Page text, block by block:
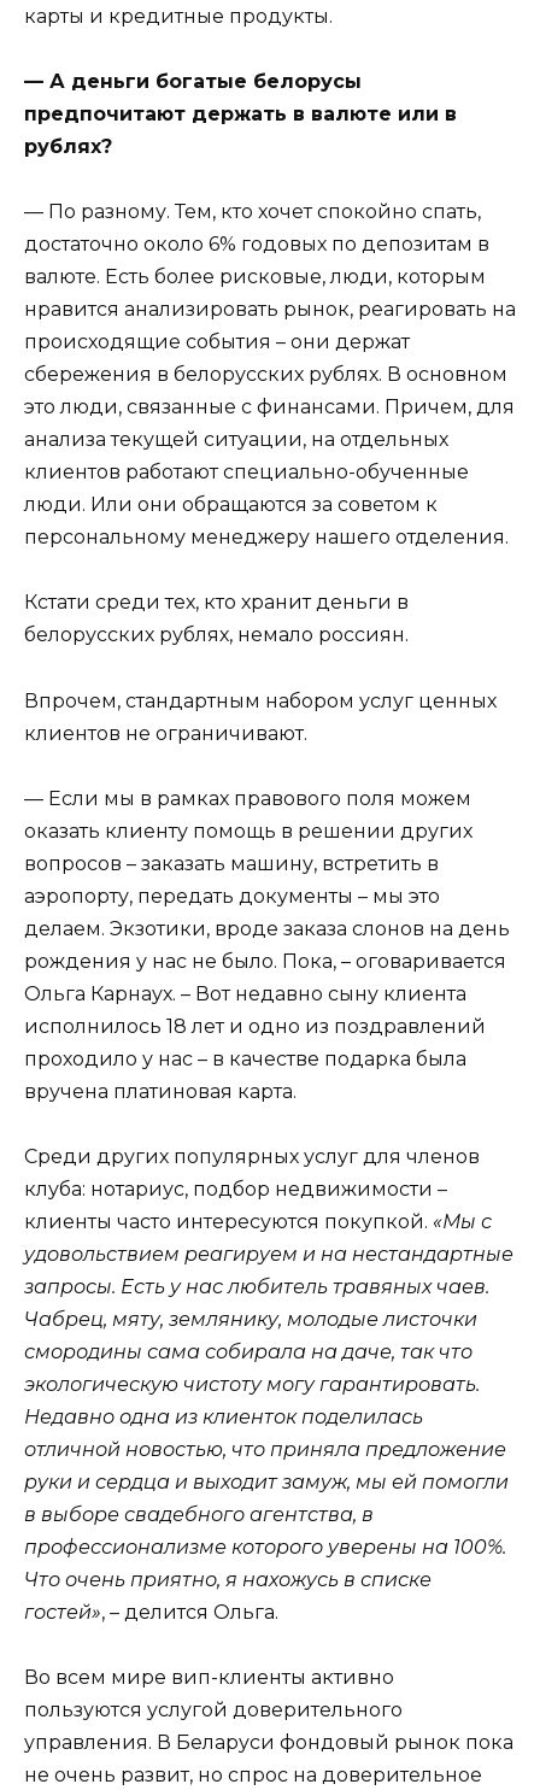
карты и кредитные продукты.
— А деньги богатые белорусы
предпочитают держать в валюте или в
рублях?
— По разному. Тем, кто хочет спокойно спать,
достаточно около 6% годовых по депозитам в
валюте. Есть более рисковые, люди, которым
нравится анализировать рынок, реагировать на
происходящие события – они держат
сбережения в белорусских рублях. В основном
это люди, связанные с финансами. Причем, для
анализа текущей ситуации, на отдельных
клиентов работают специально-обученные
люди. Или они обращаются за советом к
персональному менеджеру нашего отделения.
Кстати среди тех, кто хранит деньги в
белорусских рублях, немало россиян.
Впрочем, стандартным набором услуг ценных
клиентов не ограничивают.
— Если мы в рамках правового поля можем
оказать клиенту помощь в решении других
вопросов – заказать машину, встретить в
аэропорту, передать документы – мы это
делаем. Экзотики, вроде заказа слонов на день
рождения у нас не было. Пока, – оговаривается
Ольга Карнаух. – Вот недавно сыну клиента
исполнилось 18 лет и одно из поздравлений
проходило у нас – в качестве подарка была
вручена платиновая карта.
Среди других популярных услуг для членов
клуба: нотариус, подбор недвижимости –
клиенты часто интересуются покупкой. «Мы с
удовольствием реагируем и на нестандартные
запросы. Есть у нас любитель травяных чаев.
Чабрец, мяту, землянику, молодые листочки
смородины сама собирала на даче, так что
экологическую чистоту могу гарантировать.
Недавно одна из клиенток поделилась
отличной новостью, что приняла предложение
руки и сердца и выходит замуж, мы ей помогли
в выборе свадебного агентства, в
профессионализме которого уверены на 100%.
Что очень приятно, я нахожусь в списке
гостей», – делится Ольга.
Во всем мире вип-клиенты активно
пользуются услугой доверительного
управления. В Беларуси фондовый рынок пока
не очень развит, но спрос на доверительное